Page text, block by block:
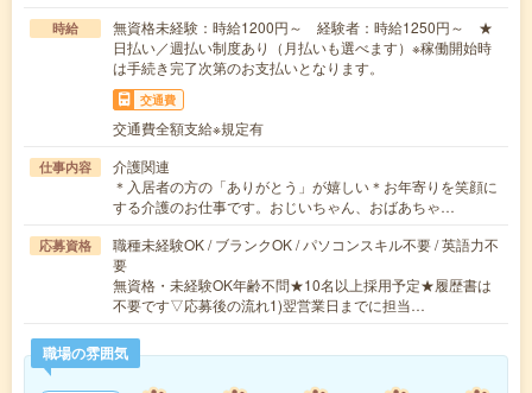
時給
無資格未経験：時給1200円～ 経験者：時給1250円～ ★
日払い／週払い制度あり（月払いも選べます）※稼働開始時
は手続き完了次第のお支払いとなります。
交通費
交通費全額支給※規定有
仕事内容
介護関連
＊入居者の方の「ありがとう」が嬉しい＊お年寄りを笑顔に
する介護のお仕事です。おじいちゃん、おばあちゃ…
応募資格
職種未経験OK / ブランクOK / パソコンスキル不要 / 英語力不
要
無資格・未経験OK年齢不問★10名以上採用予定★履歴書は
不要です▽応募後の流れ1)翌営業日までに担当…
職場の雰囲気